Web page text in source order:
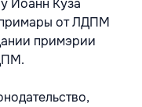
Иоанн Куза
примары от ЛДПМ
примэрии